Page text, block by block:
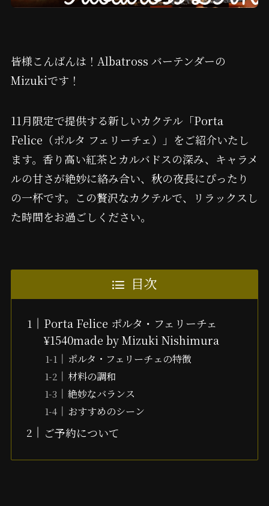
皆様こんばんは！Albatross バーテンダーの
Mizukiです！
11月限定で提供する新しいカクテル「Porta
Felice（ポルタ フェリーチェ）」をご紹介いたし
ます。香り高い紅茶とカルバドスの深み、キャラメ
ルの甘さが絶妙に絡み合い、秋の夜長にぴったり
の一杯です。この贅沢なカクテルで、リラックスし
た時間をお過ごしください。
目次
Porta Felice ポルタ・フェリーチェ
¥1540made by Mizuki Nishimura
ポルタ・フェリーチェの特徴
材料の調和
絶妙なバランス
おすすめのシーン
ご予約について